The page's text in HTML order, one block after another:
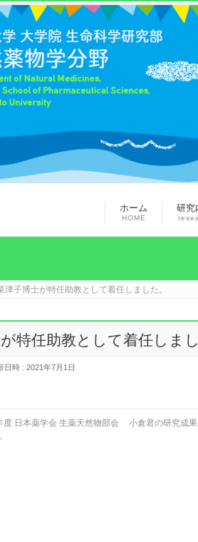
ホーム
HOME
研究
津子博士が特任助教として着任しました。
特任助教として着任しまし
日時 : 2021年7月1日
度 日本薬学会 生薬天然物部会
小倉君の研究成